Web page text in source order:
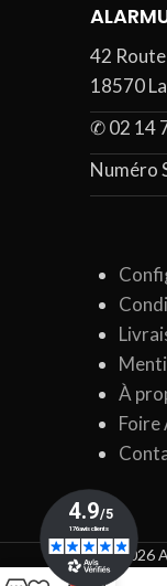
42
18570
✆ 02 14
Numéro
À
Foire
© 2026